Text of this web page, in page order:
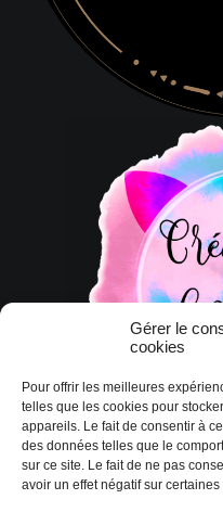
Gérer le
cookies
Pour offrir les meilleures
telles que les cookies pour
appareils. Le fait de consentir à
des données telles que le
sur ce site. Le fait de ne pas
avoir un effet négatif sur